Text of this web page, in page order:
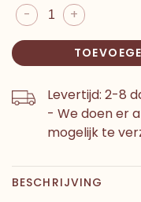
+
-
Levertijd: 2-8
- We doen er
mogelijk te
BESCHRIJVING